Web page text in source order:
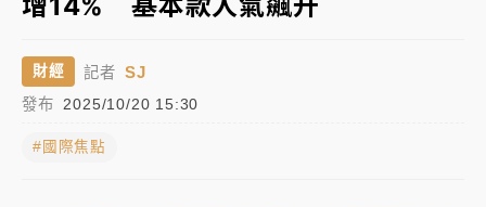
4800＋拖吊費
▲
財經 記者 SJ
發布 2025/10/20 15:30
#國際焦點